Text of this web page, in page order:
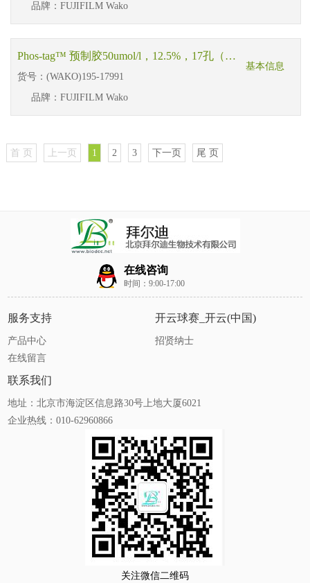
品牌： FUJIFILM Wako
Phos-tag™ 预制胶50umol/l，12.5%，17孔（用于Bio-Rad伯乐电泳仪）
基本信息
货号： (WAKO)195-17991
品牌： FUJIFILM Wako
首 页 上一页 1 2 3 下一页 尾 页
在线咨询
时间：9:00-17:00
服务支持
产品中心
在线留言
开云球赛_开云(中国)
招贤纳士
联系我们
地址：北京市海淀区信息路30号上地大厦6021
企业热线：010-62960866
关注微信二维码